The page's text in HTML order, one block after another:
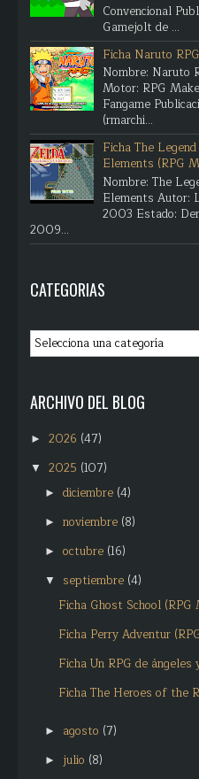
Convencional
Gamejolt de ...
Ficha Naruto
Nombre: Naruto
Motor: RPG
Fangame
(rmarchi...
Ficha The
Elements (RPG
Nombre: The
Elements Autor:
2003 Estado:
2009...
CATEGORIAS
ARCHIVO DEL BLOG
► 2026 (47)
▼ 2025 (107)
► diciembre (4)
► noviembre (8)
► octubre (16)
▼ septiembre (4)
Ficha Ghost School (RPG
Ficha Perry Adventur
Ficha Un RPG de
Ficha The Heroes of the
► agosto (7)
► julio (8)